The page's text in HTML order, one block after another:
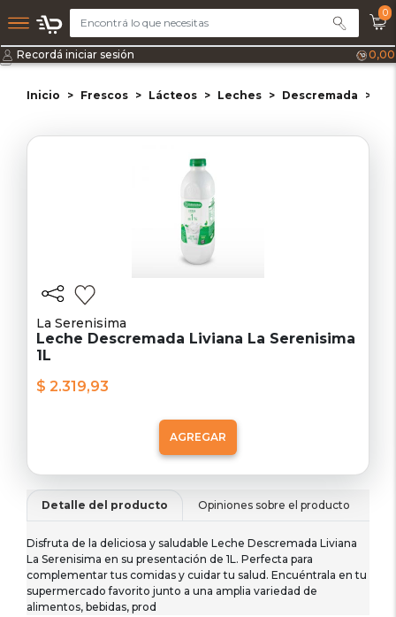
0
Recordá iniciar sesión 0,00
Inicio Frescos Lácteos Leches Descremada
La Serenisima
Leche Descremada Liviana La Serenisima
1L
$ 2.319,93
AGREGAR
Detalle del producto Opiniones sobre el producto
Disfruta de la deliciosa y saludable Leche Descremada Liviana
La Serenisima en su presentación de 1L. Perfecta para
complementar tus comidas y cuidar tu salud. Encuéntrala en tu
supermercado favorito junto a una amplia variedad de
alimentos, bebidas, prod